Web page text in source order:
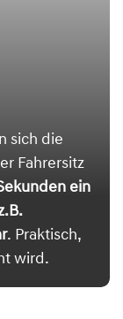
sich die
Fahrersitz
ein
. Praktisch,
wird.